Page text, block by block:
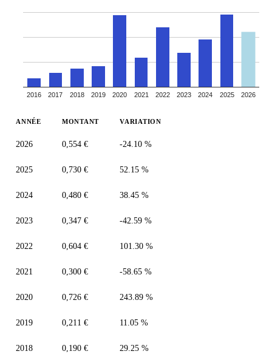
2016 2017 2018 2019 2020 2021 2022 2023 2024 2025 2026
ANNÉE MONTANT VARIATION
2026 0,554 € -24.10 %
2025 0,730 € 52.15 %
2024 0,480 € 38.45 %
2023 0,347 € -42.59 %
2022 0,604 € 101.30 %
2021 0,300 € -58.65 %
2020 0,726 € 243.89 %
2019 0,211 € 11.05 %
2018 0,190 € 29.25 %